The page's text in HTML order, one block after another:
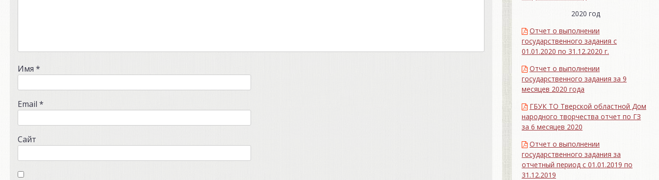
Имя *
Email *
Сайт
2020 год
Отчет о выполнении
государственного задания с
01.01.2020 по 31.12.2020 г.
Отчет о выполнении
государственного задания за 9
месяцев 2020 года
ГБУК ТО Тверской областной Дом
народного творчества отчет по ГЗ
за 6 месяцев 2020
Отчет о выполнении
государственного задания за
отчетный период с 01.01.2019 по
31.12.2019